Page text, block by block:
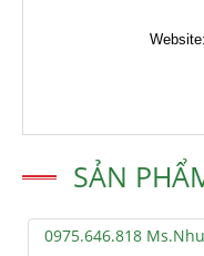
Website:
SẢN
0975.646.818